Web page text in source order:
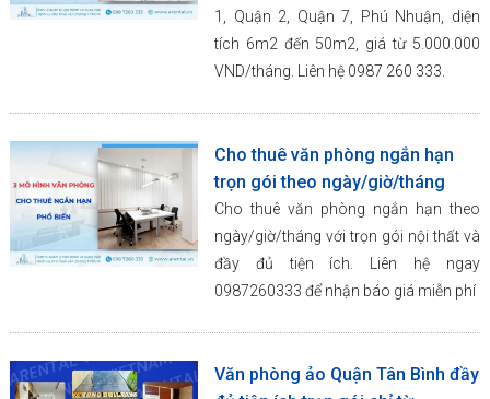
1, Quận 2, Quận 7, Phú Nhuận, diện
tích 6m2 đến 50m2, giá từ 5.000.000
VND/tháng. Liên hệ 0987 260 333.
Cho thuê văn phòng ngắn hạn
trọn gói theo ngày/giờ/tháng
Cho thuê văn phòng ngắn hạn theo
ngày/giờ/tháng với trọn gói nội thất và
đầy đủ tiện ích. Liên hệ ngay
0987260333 để nhận báo giá miễn phí
Văn phòng ảo Quận Tân Bình đầy